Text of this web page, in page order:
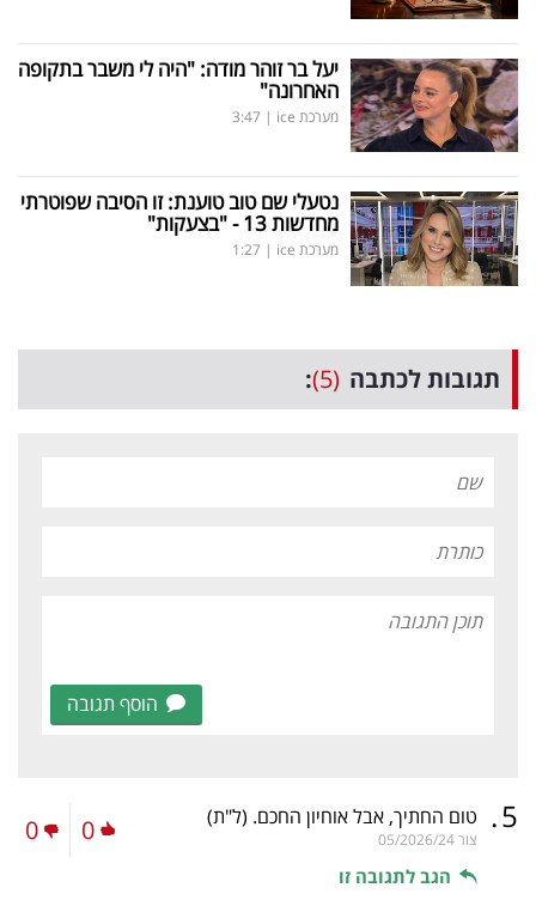
יעל בר זוהר מודה: "היה לי משבר בתקופה
האחרונה"
מערכת ice |
3:47
נטעלי שם טוב טוענת: זו הסיבה שפוטרתי
מחדשות 13 - "בצעקות"
מערכת ice |
1:27
תגובות לכתבה (5)
:
הוסף תגובה
5
. טום החתיך, אבל אוחיון החכם. (ל"ת)
צור05/2026/24
הגב לתגובה זו
0
0